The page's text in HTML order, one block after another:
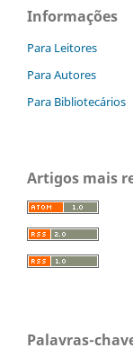
Informações
Para Leitores
Para Autores
Para Bibliotecários
Artigos mais
Palavras-